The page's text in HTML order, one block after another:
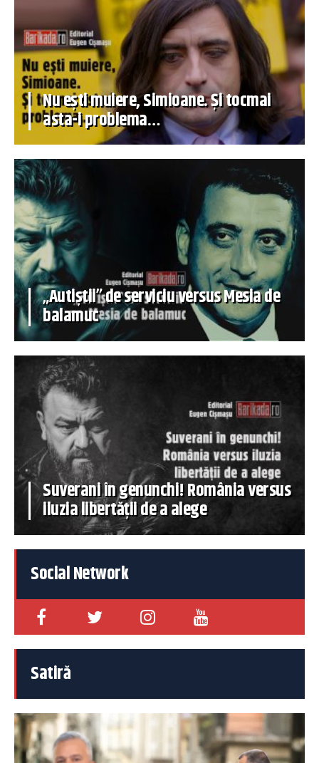
Nu ești muiere, Simioane. Și tocmai
asta-i problema…
„Autiștii” de serviciu versus Mesia de
balamuc
Suverani în genunchi! România versus
iluzia libertății de a alege
Social Network
Satiră